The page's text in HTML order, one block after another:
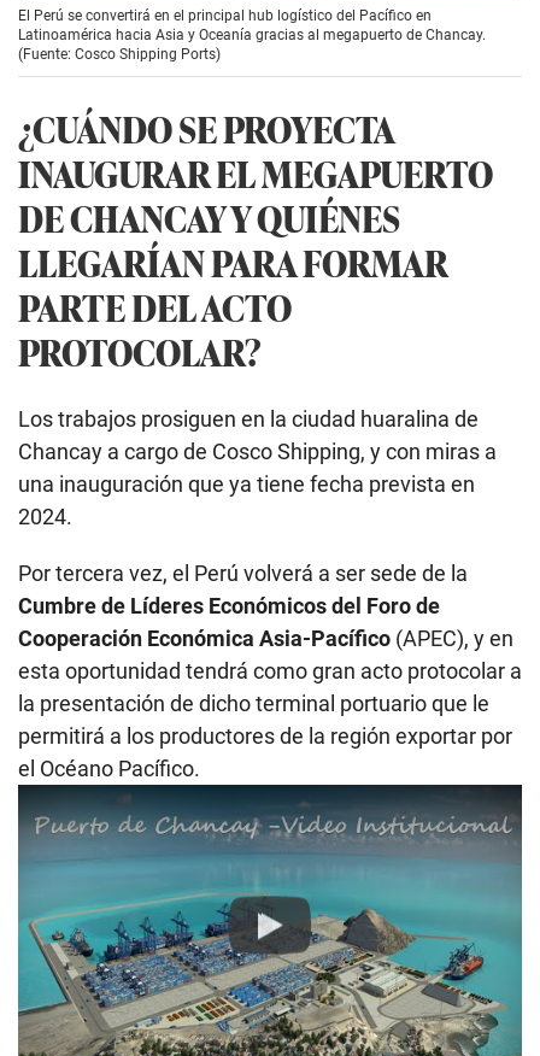
El Perú se convertirá en el principal hub logístico del Pacífico en
Latinoamérica hacia Asia y Oceanía gracias al megapuerto de Chancay.
(Fuente: Cosco Shipping Ports)
¿CUÁNDO SE PROYECTA
INAUGURAR EL MEGAPUERTO
DE CHANCAY Y QUIÉNES
LLEGARÍAN PARA FORMAR
PARTE DEL ACTO
PROTOCOLAR?
Los trabajos prosiguen en la ciudad huaralina de
Chancay a cargo de Cosco Shipping, y con miras a
una inauguración que ya tiene fecha prevista en
2024.
Por tercera vez, el Perú volverá a ser sede de la
Cumbre de Líderes Económicos del Foro de
Cooperación Económica Asia-Pacífico (APEC), y en
esta oportunidad tendrá como gran acto protocolar a
la presentación de dicho terminal portuario que le
permitirá a los productores de la región exportar por
el Océano Pacífico.
Play